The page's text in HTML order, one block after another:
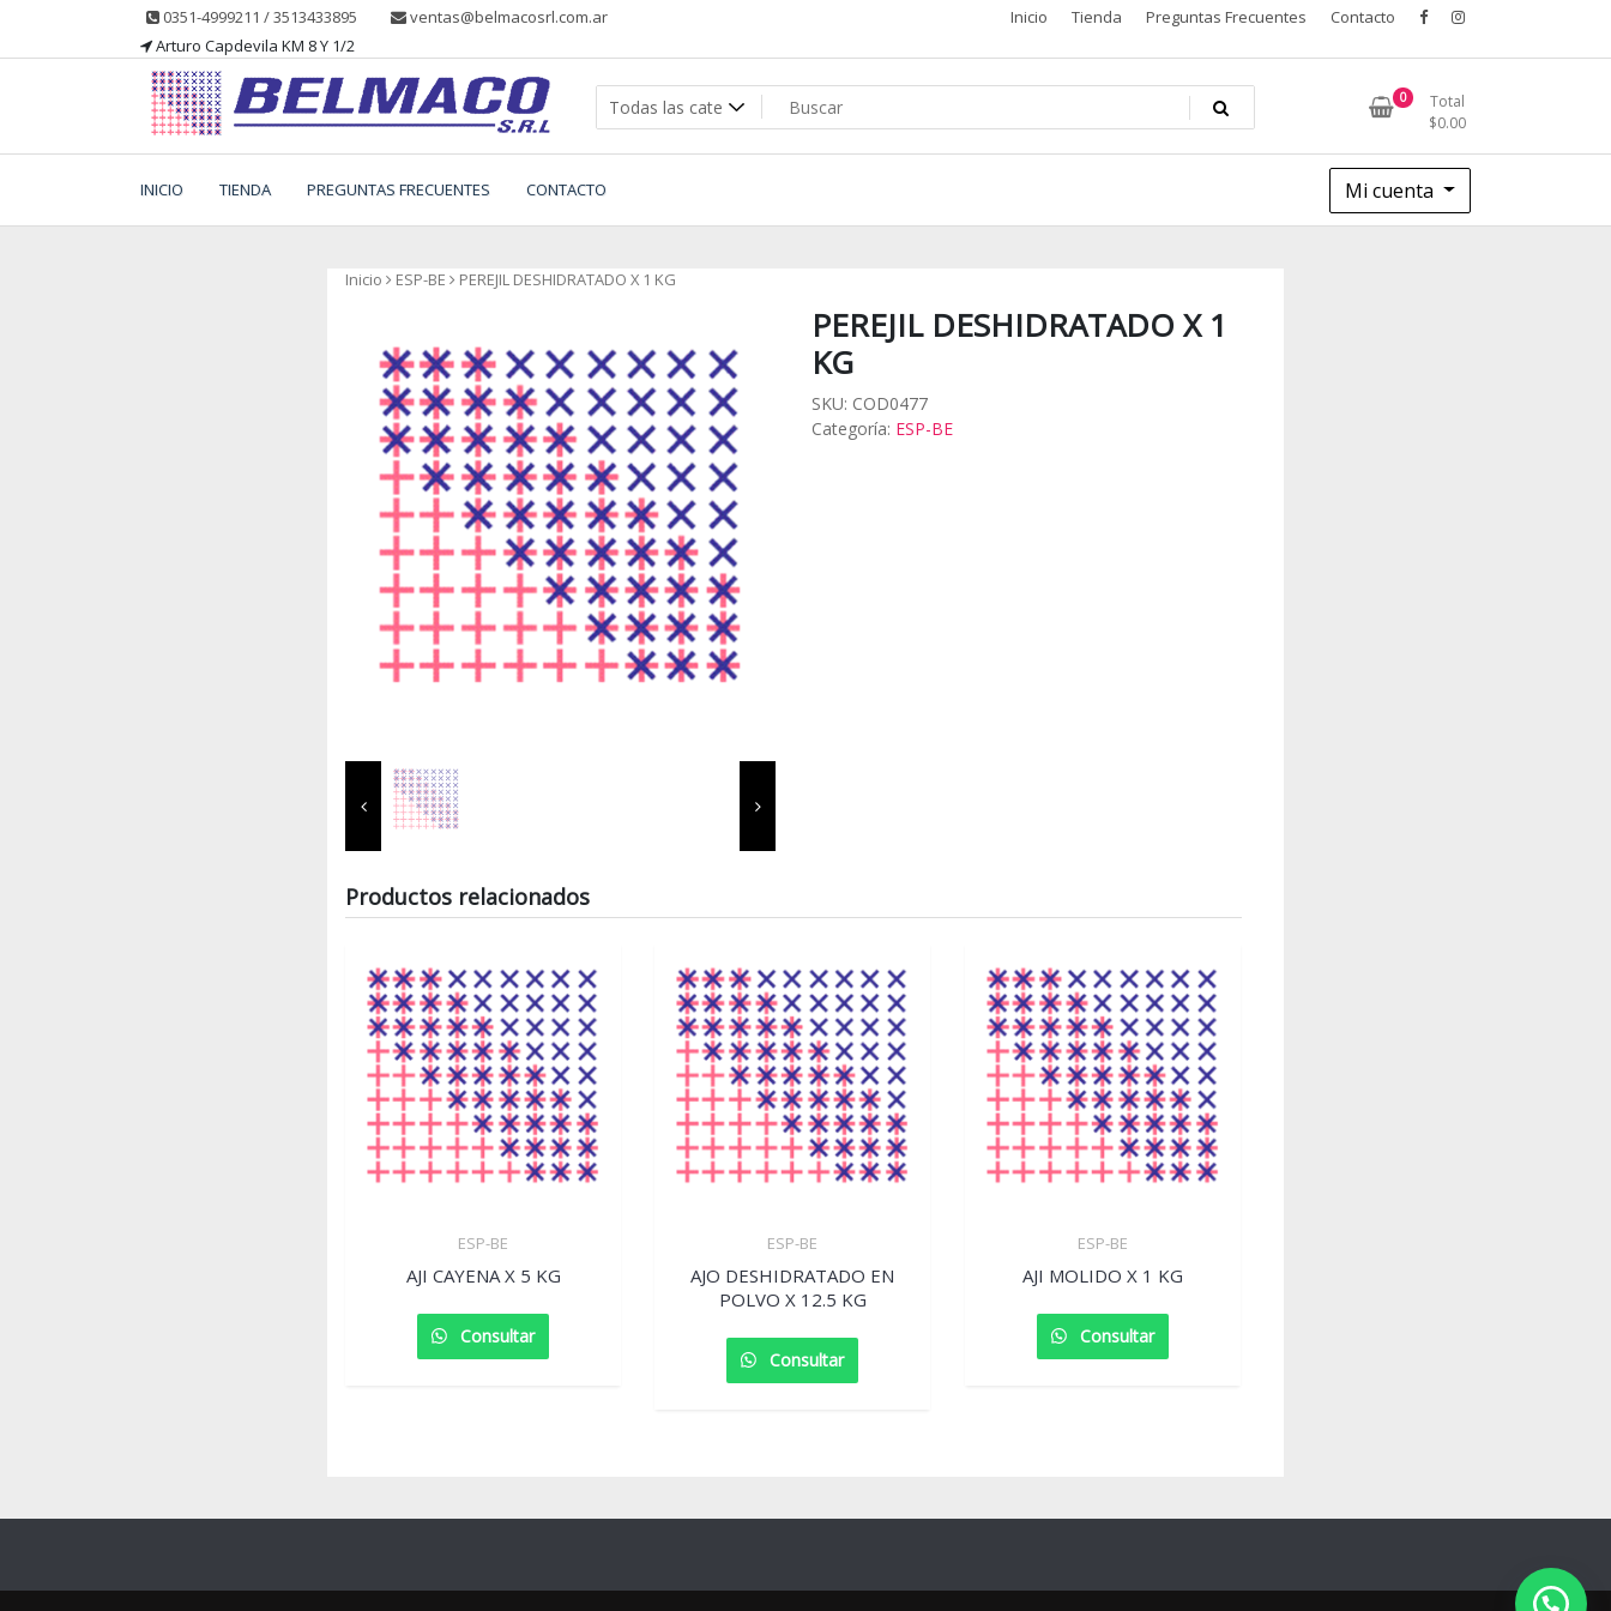
contenido
0351-4999211 / 3513433895
ventas@belmacosrl.com.ar
Arturo Capdevila KM 8 Y 1/2
Inicio Tienda Preguntas Frecuentes Contacto
Belmaco SRL – Aditivos
Belmaco SRL, Somos una empresa, dedicada a la
fabricación, comercialización y asesoramiento de
0
Total
$0.00
INICIO TIENDA PREGUNTAS FRECUENTES CONTACTO Mi cuenta
Inicio ESP-BE PEREJIL DESHIDRATADO X 1 KG
PEREJIL DESHIDRATADO X 1
KG
SKU: COD0477
Categoría: ESP-BE
Productos relacionados
ESP-BE
AJI CAYENA X 5 KG
Consultar
ESP-BE
AJO DESHIDRATADO EN
POLVO X 12.5 KG
Consultar
ESP-BE
AJI MOLIDO X 1 KG
Consultar